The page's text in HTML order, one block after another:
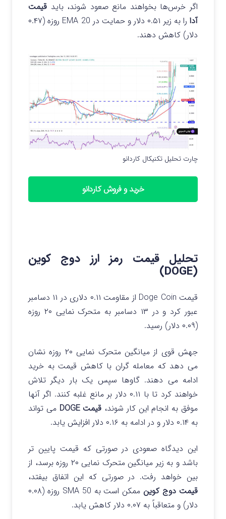
اگر خرس‌ها بخواهند مانع صعود شوند، باید قیمت
آدا
را به زیر ۰.۵۱ دلار و حمایت در EMA 20 روزه (۰.۴۷
دلار) کاهش دهند.
چارت تحلیل تکنیکال کاردانو
خرید و فروش کاردانو
تحلیل قیمت رمز ارز دوج کوین
(DOGE)
قیمت Doge Coin از مقاومت ۰.۱۱ دلاری در ۱۱ دسامبر
عبور کرد و در ۱۳ دسامبر به متحرک نمایی ۲۰ روزه
(۰.۰۹ دلار) رسید.
جهش قوی از میانگین متحرک نمایی ۲۰ روزه نشان
می دهد که معامله گران با کاهش قیمت به خرید
ادامه می دهند. گاوها سپس یک بار دیگر تلاش
خواهند کرد تا با ۰.۱۱ دلار بر مانع غلبه کنند. اگر آنها
موفق به انجام این کار شوند، قیمت DOGE
می تواند
به ۰.۱۴ دلار و در ادامه به ۰.۱۶ دلار افزایش یابد.
این دیدگاه صعودی در صورتی که قیمت پایین تر
باشد و به زیر میانگین متحرک نمایی ۲۰ روزه برسد، از
بین خواهد رفت. در صورتی که این اتفاق بیفتد،
قیمت دوج کوین
ممکن است به SMA 50 روزه (۰.۰۸
دلار) و متعاقباً به ۰.۰۷ دلار کاهش یابد.